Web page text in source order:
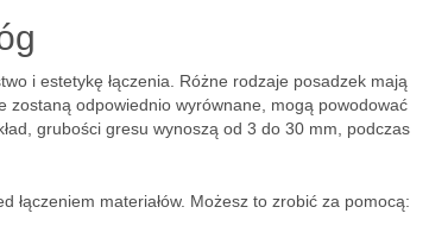
i estetykę łączenia. Różne rodzaje posadzek mają
odpowiednio wyrównane, mogą powodować
grubości gresu wynoszą od 3 do 30 mm, podczas
łączeniem materiałów. Możesz to zrobić za pomocą: